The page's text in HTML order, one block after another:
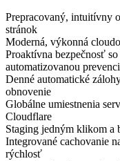
Prepracovaný, intuitívny
stránok
Moderná, výkonná
Proaktívna bezpečnosť
automatizovanou
Denné automatické
obnovenie
Globálne umiestnenia
Cloudflare
Staging jedným klikom a
Integrované cachovanie
rýchlosť